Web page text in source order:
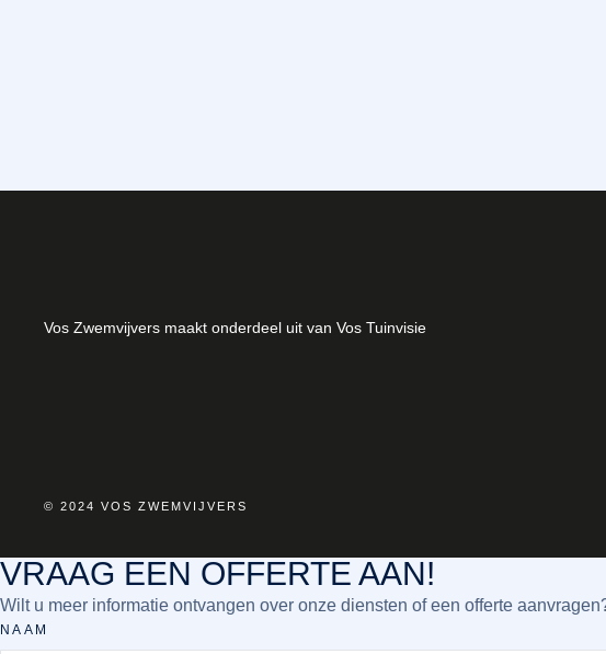
Vos Zwemvijvers maakt onderdeel uit van Vos Tuinvisie
© 2024 VOS ZWEMVIJVERS
VRAAG EEN OFFERTE AAN!
Wilt u meer informatie ontvangen over onze diensten of een offerte
NAAM